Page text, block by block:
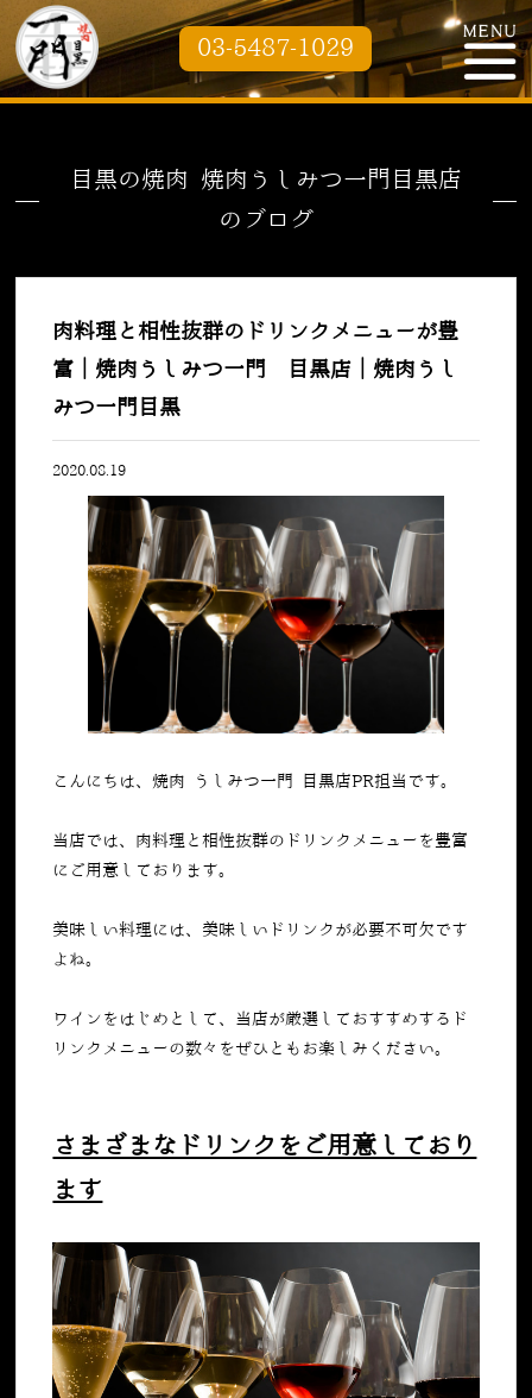
03-5487-1029
目黒の焼肉 焼肉うしみつ一門目黒店
のブログ
肉料理と相性抜群のドリンクメニューが豊
富｜焼肉うしみつ一門 目黒店｜焼肉うし
みつ一門目黒
2020.08.19
こんにちは、焼肉 うしみつ一門 目黒店PR担当です。
当店では、肉料理と相性抜群のドリンクメニューを豊富
にご用意しております。
美味しい料理には、美味しいドリンクが必要不可欠です
よね。
ワインをはじめとして、当店が厳選しておすすめするド
リンクメニューの数々をぜひともお楽しみください。
さまざまなドリンクをご用意しており
ます